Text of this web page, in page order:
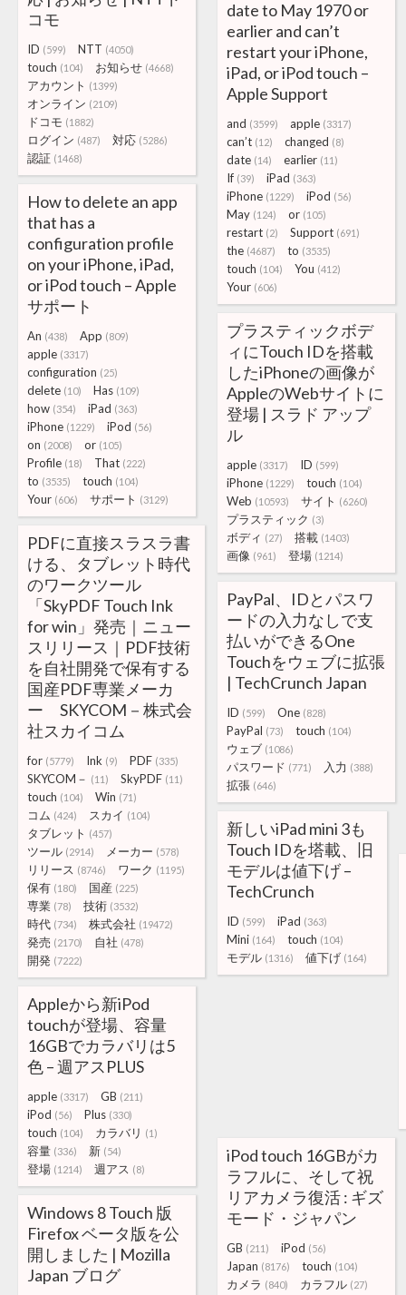
コモ
ID (599) NTT (4050)
touch (104) お知らせ (4668)
アカウント (1399)
オンライン (2109)
ドコモ (1882)
ログイン (487) 対応 (5286)
認証 (1468)
date to May 1970 or
earlier and can’t
restart your iPhone,
iPad, or iPod touch –
Apple Support
and (3599) apple (3317)
can’t (12) changed (8)
date (14) earlier (11)
If (39) iPad (363)
iPhone (1229) iPod (56)
May (124) or (105)
restart (2) Support (691)
the (4687) to (3535)
touch (104) You (412)
Your (606)
How to delete an app
that has a
configuration profile
on your iPhone, iPad,
or iPod touch – Apple
サポート
An (438) App (809)
apple (3317)
configuration (25)
delete (10) Has (109)
how (354) iPad (363)
iPhone (1229) iPod (56)
on (2008) or (105)
Profile (18) That (222)
to (3535) touch (104)
Your (606) サポート (3129)
プラスティックボデ
ィにTouch IDを搭載
したiPhoneの画像が
AppleのWebサイトに
登場 | スラド アップ
ル
apple (3317) ID (599)
iPhone (1229) touch (104)
Web (10593) サイト (6260)
プラスティック (3)
ボディ (27) 搭載 (1403)
画像 (961) 登場 (1214)
PDFに直接スラスラ書
ける、タブレット時代
のワークツール
「SkyPDF Touch Ink
for win」発売｜ニュー
スリリース｜PDF技術
を自社開発で保有する
国産PDF専業メーカ
ー SKYCOM－株式会
社スカイコム
for (5779) Ink (9) PDF (335)
SKYCOM－ (11) SkyPDF (11)
touch (104) Win (71)
コム (424) スカイ (104)
タブレット (457)
ツール (2914) メーカー (578)
リリース (8746) ワーク (1195)
保有 (180) 国産 (225)
専業 (78) 技術 (3532)
時代 (734) 株式会社 (19472)
発売 (2170) 自社 (478)
開発 (7222)
PayPal、IDとパスワ
ードの入力なしで支
払いができるOne
Touchをウェブに拡張
| TechCrunch Japan
ID (599) One (828)
PayPal (73) touch (104)
ウェブ (1086)
パスワード (771) 入力 (388)
拡張 (646)
新しいiPad mini 3も
Touch IDを塔載、旧
モデルは値下げ –
TechCrunch
ID (599) iPad (363)
Mini (164) touch (104)
モデル (1316) 値下げ (164)
Appleから新iPod
touchが登場、容量
16GBでカラバリは5
色 – 週アスPLUS
apple (3317) GB (211)
iPod (56) Plus (330)
touch (104) カラバリ (1)
容量 (336) 新 (54)
登場 (1214) 週アス (8)
iPod touch 16GBがカ
ラフルに、そして祝
リアカメラ復活 : ギズ
モード・ジャパン
GB (211) iPod (56)
Japan (8176) touch (104)
カメラ (840) カラフル (27)
Windows 8 Touch 版
Firefox ベータ版を公
開しました | Mozilla
Japan ブログ